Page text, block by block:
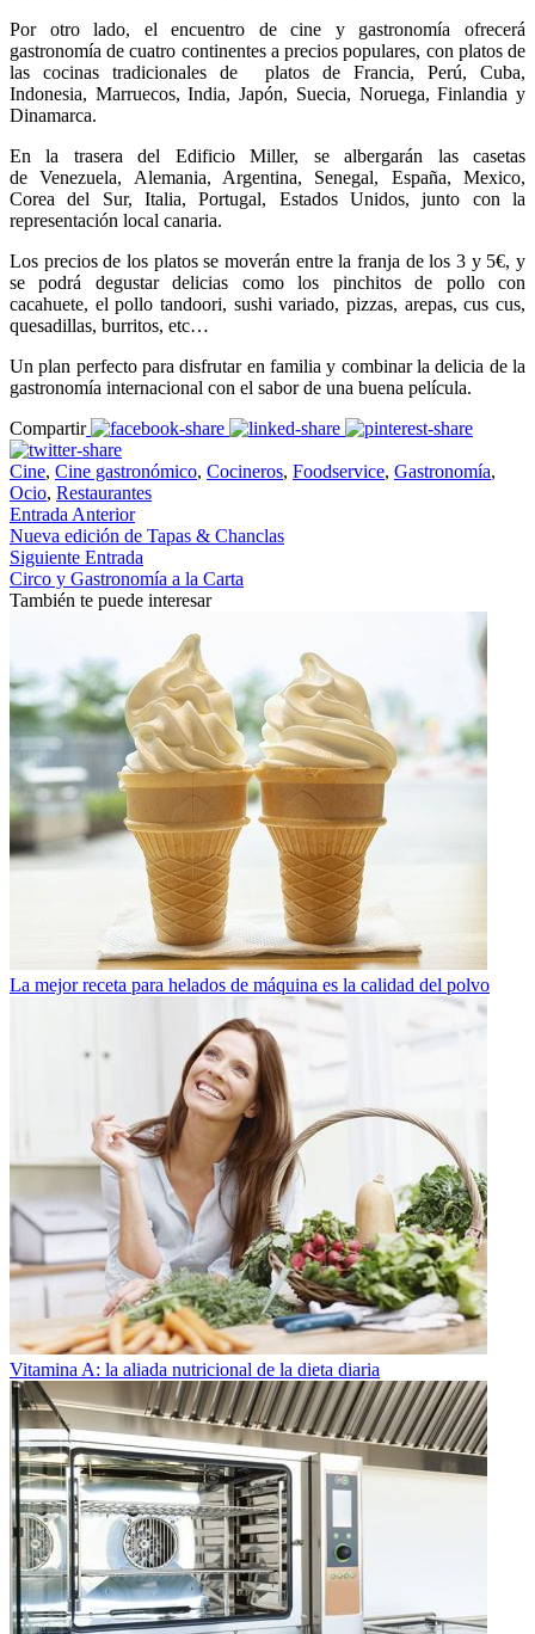
Por otro lado, el encuentro de cine y gastronomía ofrecerá
gastronomía de cuatro continentes a precios populares, con platos de
las cocinas tradicionales de platos de Francia, Perú, Cuba,
Indonesia, Marruecos, India, Japón, Suecia, Noruega, Finlandia y
Dinamarca.
En la trasera del Edificio Miller, se albergarán las casetas
de Venezuela, Alemania, Argentina, Senegal, España, Mexico,
Corea del Sur, Italia, Portugal, Estados Unidos, junto con la
representación local canaria.
Los precios de los platos se moverán entre la franja de los 3 y 5€, y
se podrá degustar delicias como los pinchitos de pollo con
cacahuete, el pollo tandoori, sushi variado, pizzas, arepas, cus cus,
quesadillas, burritos, etc…
Un plan perfecto para disfrutar en familia y combinar la delicia de la
gastronomía internacional con el sabor de una buena película.
Compartir
Cine, Cine gastronómico, Cocineros, Foodservice, Gastronomía,
Ocio, Restaurantes
Entrada Anterior
Nueva edición de Tapas & Chanclas
Siguiente Entrada
Circo y Gastronomía a la Carta
También te puede interesar
La mejor receta para helados de máquina es la calidad del polvo
Vitamina A: la aliada nutricional de la dieta diaria